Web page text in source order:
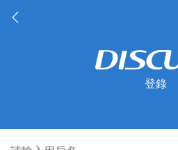
登錄